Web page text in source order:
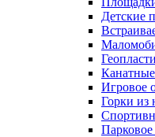
Детские
Игровое
Горки из
Парковое